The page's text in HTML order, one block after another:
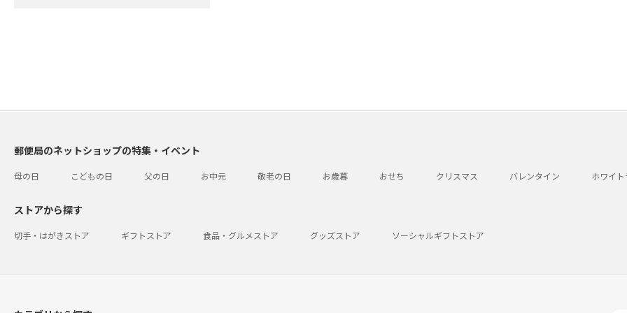
郵便局のネットショップの特集・イベント
母の日 こどもの日 父の日 お中元 敬老の日 お歳暮 おせち クリスマス バレンタイン ホワイ
ストアから探す
切手・はがきストア ギフトストア 食品・グルメストア グッズストア ソーシャルギフトストア